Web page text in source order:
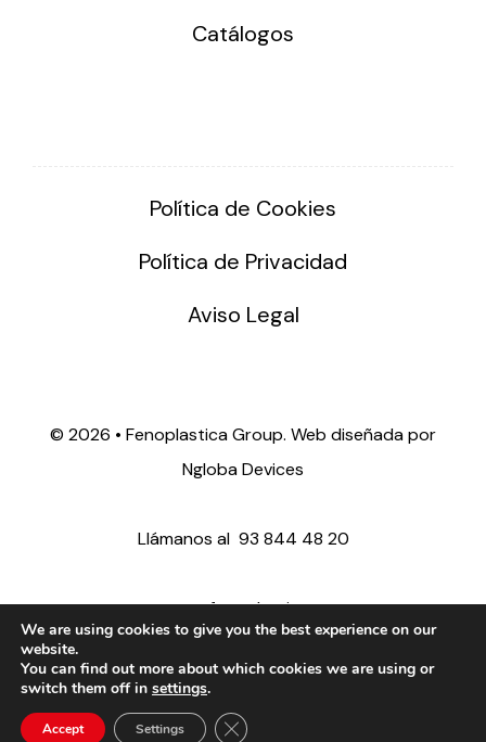
Catálogos
Política de Cookies
Política de Privacidad
Aviso Legal
© 2026 • Fenoplastica Group. Web diseñada por
Ngloba Devices
Llámanos al 93 844 48 20
ventas@fenoplastica.com
export@fenoplastica.com
We are using cookies to give you the best experience on our
website.
You can find out more about which cookies we are using or
switch them off in settings.
Accept Settings Close GDPR Cookie Banner